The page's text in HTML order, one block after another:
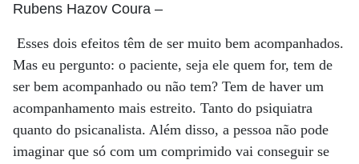
Rubens Hazov Coura –
Esses dois efeitos têm de ser muito bem acompanhados.
Mas eu pergunto: o paciente, seja ele quem for, tem de
ser bem acompanhado ou não tem? Tem de haver um
acompanhamento mais estreito. Tanto do psiquiatra
quanto do psicanalista. Além disso, a pessoa não pode
imaginar que só com um comprimido vai conseguir se